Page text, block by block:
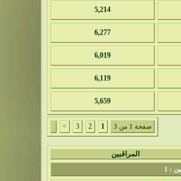
5,214
6,277
6,019
6,119
5,659
صفحة 1 من 3 1
2
3
>
المراقبين
: 1